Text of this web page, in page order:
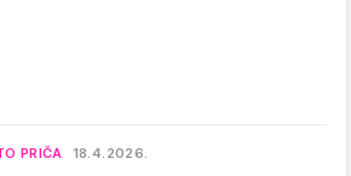
PRIČA 18.4.2026.